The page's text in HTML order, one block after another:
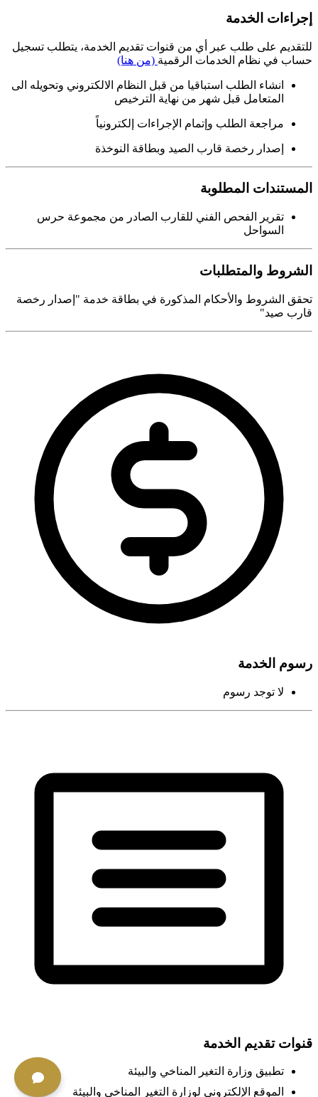
إجراءات الخدمة
للتقديم على طلب عبر أي من قنوات تقديم الخدمة، يتطلب تسجيل
حساب في نظام الخدمات الرقمية (من هنا)
انشاء الطلب استباقيا من قبل النظام الالكتروني وتحويله الى
المتعامل قبل شهر من نهاية الترخيص
مراجعة الطلب وإتمام الإجراءات إلكترونياً
إصدار رخصة قارب الصيد وبطاقة النوخذة
المستندات المطلوبة
تقرير الفحص الفني للقارب الصادر من مجموعة حرس
السواحل
الشروط والمتطلبات
تحقق الشروط والأحكام المذكورة في بطاقة خدمة "إصدار رخصة
قارب صيد"
رسوم الخدمة
لا توجد رسوم
قنوات تقديم الخدمة
تطبيق وزارة التغير المناخي والبيئة
الموقع الإلكتروني لوزارة التغير المناخي والبيئة